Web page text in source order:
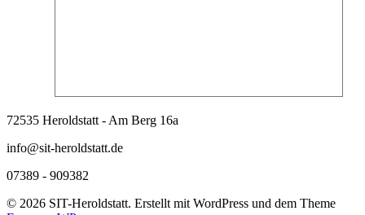
72535 Heroldstatt - Am Berg 16a
info@sit-heroldstatt.de
07389 - 909382
© 2026 SIT-Heroldstatt. Erstellt mit WordPress und dem Theme